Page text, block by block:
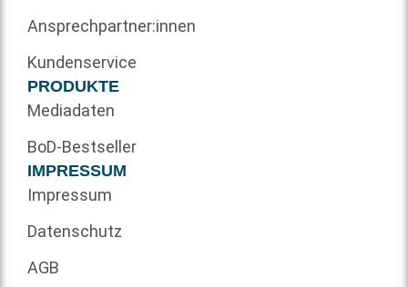
Ansprechpartner:innen
Kundenservice
PRODUKTE
Mediadaten
BoD-Bestseller
IMPRESSUM
Impressum
Datenschutz
AGB